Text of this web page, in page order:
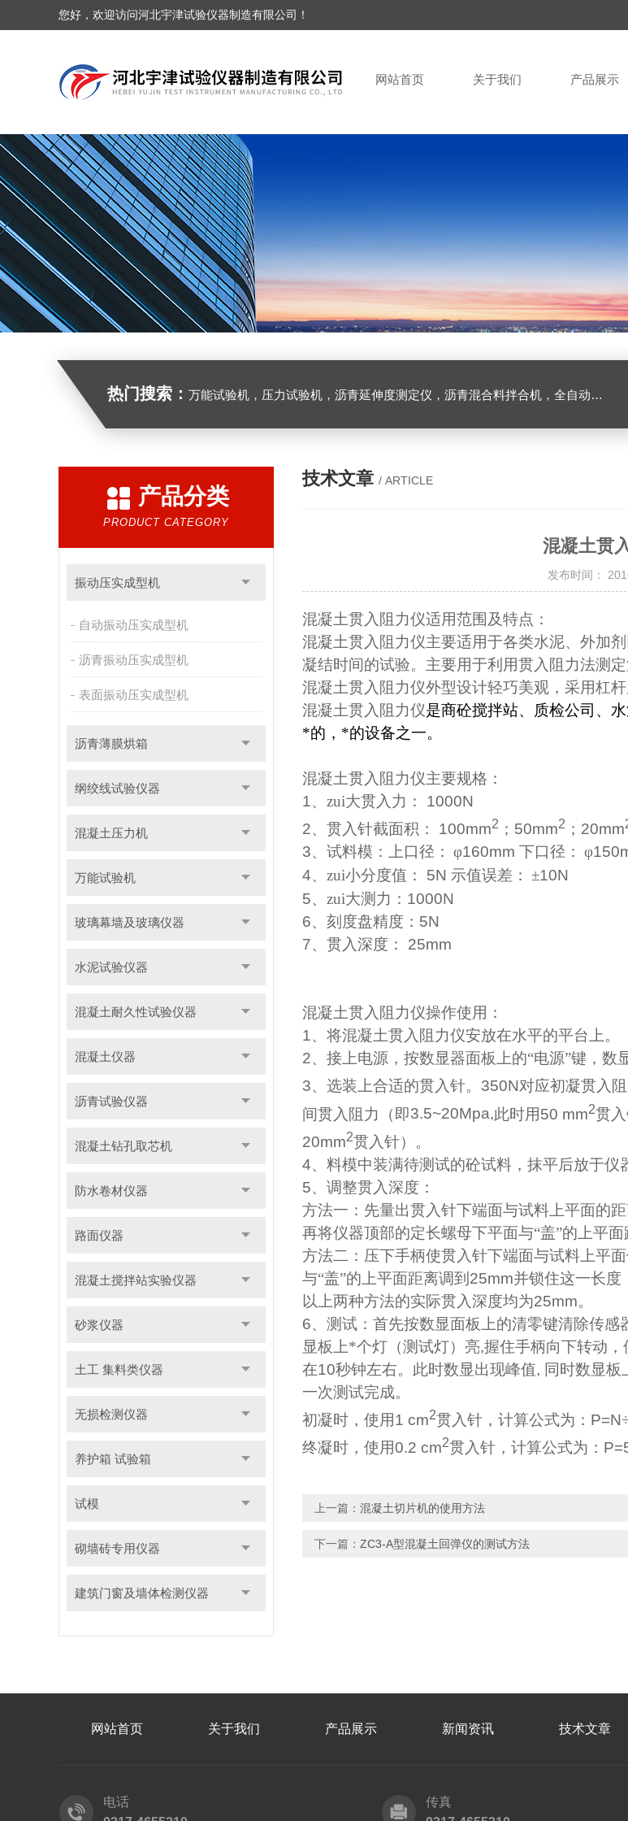
您好，欢迎访问河北宇津试验仪器制造有限公司！
网站首页 关于我们 产品展示
热门搜索： 万能试验机，压力试验机，沥青延伸度测定仪，沥青混合料拌合机，全自动沥青混合料离心式抽提仪，马歇尔电动击实仪，车辙试验成型机，连续式路面八轮平整度仪，商品混凝土搅拌站试验仪器，试模
产品分类
PRODUCT CATEGORY
振动压实成型机
自动振动压实成型机
沥青振动压实成型机
表面振动压实成型机
沥青薄膜烘箱
纲绞线试验仪器
混凝土压力机
万能试验机
玻璃幕墙及玻璃仪器
水泥试验仪器
混凝土耐久性试验仪器
混凝土仪器
沥青试验仪器
混凝土钻孔取芯机
防水卷材仪器
路面仪器
混凝土搅拌站实验仪器
砂浆仪器
土工 集料类仪器
无损检测仪器
养护箱 试验箱
试模
砌墙砖专用仪器
建筑门窗及墙体检测仪器
技术文章 / ARTICLE
混凝土贯
发布时间：
混凝土贯入阻力仪适用范围及特点：
混凝土贯入阻力仪主要适用于各类水泥、外加
凝结时间的试验。主要用于利用贯入阻力法测定
混凝土贯入阻力仪外型设计轻巧美观，采用杠
混凝土贯入阻力仪是商砼搅拌站、质检公司、
*的，*的设备之一。
混凝土贯入阻力仪主要规格：
1、zui大贯入力：
1000N
2、贯入针截面积： 100mm2 ； 50mm2 ； 20mm
3、试料模：上口径： φ160mm 下口径： φ
4、zui小分度值： 5N 示值误差： ±10N
5、zui大测力： 1000N
6、刻度盘精度： 5N
7、贯入深度： 25mm
混凝土贯入阻力仪操作使用：
1、将混凝土贯入阻力仪安放在水平的平台上。
2、接上电源，按数显器面板上的“电源”键，数
3、选装上合适的贯入针。 350N对应初凝贯入
间贯入阻力（即3.5~20Mpa,此时用50 mm2贯入
20mm2贯入针）。
4、料模中装满待测试的砼试料，抹平后放于仪
5、调整贯入深度：
方法一：先量出贯入针下端面与试料上平面的
再将仪器顶部的定长螺母下平面与“盖”的上平面
方法二：压下手柄使贯入针下端面与试料上平
与“盖”的上平面距离调到 25mm并锁住这一长度
以上两种方法的实际贯入深度均为25mm。
6、测试：首先按数显面板上的清零键清除传
显板上*个灯（测试灯）亮,握住手柄向下转动，
在10秒钟左右。此时数显出现峰值, 同时数显板
一次测试完成。
初凝时，使用1 cm2贯入针，计算公式为： P=N
终凝时，使用0.2 cm2贯入针，计算公式为：
上一篇： 混凝土切片机的使用方法
下一篇： ZC3-A型混凝土回弹仪的测试方法
网站首页 关于我们 产品展示 新闻资讯 技术文章
电话
传真